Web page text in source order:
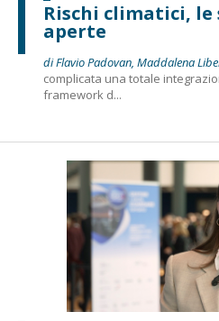
Rischi climatici, le
aperte
di Flavio Padovan, Maddalena
complicata una totale
framework d...